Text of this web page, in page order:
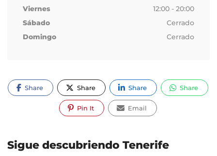
Viernes
12:00 - 20:00
Sábado
Cerrado
Domingo
Cerrado
Share Share Share Share
Pin It Email
Sigue descubriendo Tenerife